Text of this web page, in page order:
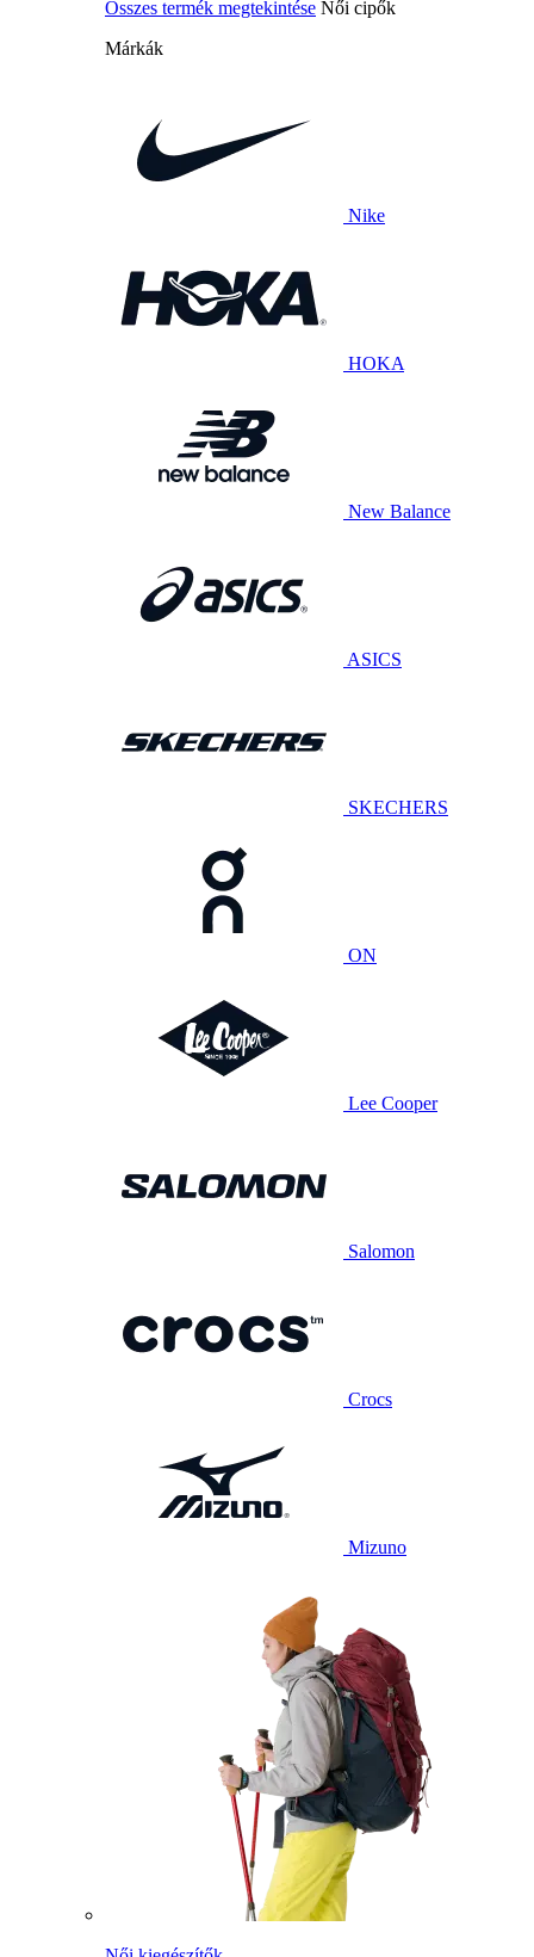
Összes termék megtekintése Női cipők
Márkák
Nike
HOKA
New Balance
ASICS
SKECHERS
ON
Lee Cooper
Salomon
Crocs
Mizuno